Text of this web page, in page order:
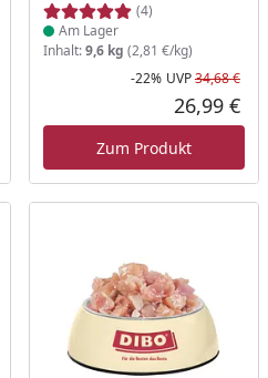
Preis
(4)
Am Lager
Inhalt:9,6 kg (2,81 €/kg)
-22% UVP34,68 €
26,99 €
Zum Produkt